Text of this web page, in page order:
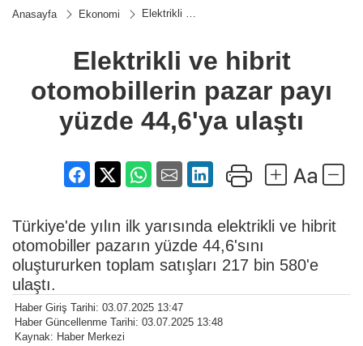
Anasayfa Ekonomi
Elektrikli ve
pazar payı
yüzde
ulaştı
Elektrikli ve hibrit
otomobillerin pazar payı
yüzde 44,6'ya ulaştı
Türkiye'de yılın ilk yarısında elektrikli ve hibrit
otomobiller pazarın yüzde 44,6'sını
oluştururken toplam satışları 217 bin 580'e
ulaştı.
Haber Giriş Tarihi: 03.07.2025 13:47
Haber Güncellenme Tarihi: 03.07.2025 13:48
Kaynak: Haber Merkezi